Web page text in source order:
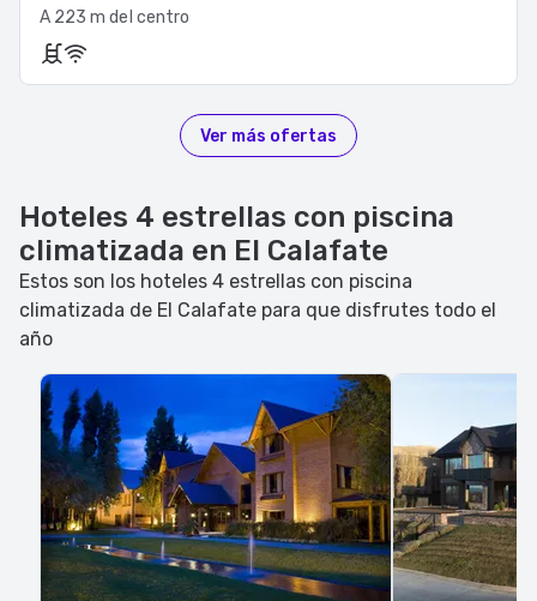
A 223 m del centro
Ver más ofertas
Hoteles 4 estrellas con piscina
climatizada en El Calafate
Estos son los hoteles 4 estrellas con piscina
climatizada de El Calafate para que disfrutes todo el
año